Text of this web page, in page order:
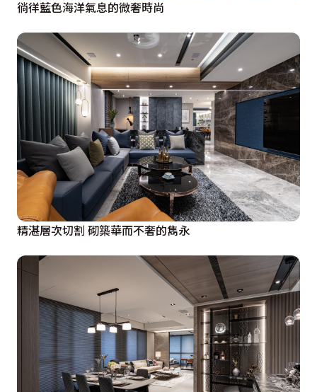
徜徉藍色海洋氣息的微奢時尚
精湛層次切割 砌築華而不奢的雋永